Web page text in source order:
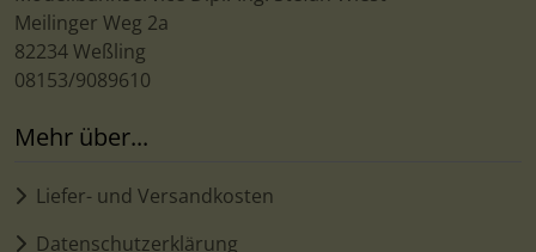
Meilinger Weg 2a
82234 Weßling
08153/9089610
Mehr über...
Liefer- und Versandkosten
Datenschutzerklärung